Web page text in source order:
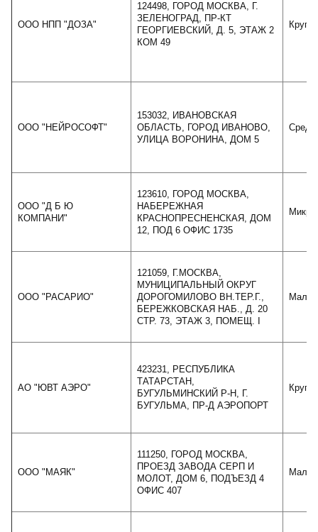
ООО НПП "ДОЗА"
124498, ГОРОД МОСКВА, Г.
ЗЕЛЕНОГРАД, ПР-КТ
ГЕОРГИЕВСКИЙ, Д. 5, ЭТАЖ 2
КОМ 49
ООО "НЕЙРОСОФТ"
153032, ИВАНОВСКАЯ
ОБЛАСТЬ, ГОРОД ИВАНОВО,
УЛИЦА ВОРОНИНА, ДОМ 5
ООО "Д Б Ю
КОМПАНИ"
123610, ГОРОД МОСКВА,
НАБЕРЕЖНАЯ
КРАСНОПРЕСНЕНСКАЯ, ДОМ
12, ПОД 6 ОФИС 1735
Микро
ООО "РАСАРИО"
121059, Г.МОСКВА,
МУНИЦИПАЛЬНЫЙ ОКРУГ
ДОРОГОМИЛОВО ВН.ТЕР.Г.,
БЕРЕЖКОВСКАЯ НАБ., Д. 20
СТР. 73, ЭТАЖ 3, ПОМЕЩ. I
Малое
АО "ЮВТ АЭРО"
423231, РЕСПУБЛИКА
ТАТАРСТАН,
БУГУЛЬМИНСКИЙ Р-Н, Г.
БУГУЛЬМА, ПР-Д АЭРОПОРТ
ООО "МАЯК"
111250, ГОРОД МОСКВА,
ПРОЕЗД ЗАВОДА СЕРП И
МОЛОТ, ДОМ 6, ПОДЪЕЗД 4
ОФИС 407
Малое